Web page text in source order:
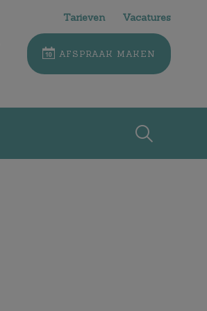
Tarieven Vacatures
AFSPRAAK MAKEN